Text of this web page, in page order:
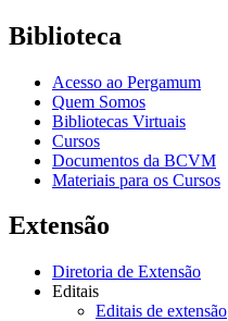
Biblioteca
Acesso ao Pergamum
Quem Somos
Bibliotecas Virtuais
Cursos
Documentos da BCVM
Materiais para os Cursos
Extensão
Diretoria de Extensão
Editais
Editais de extensão